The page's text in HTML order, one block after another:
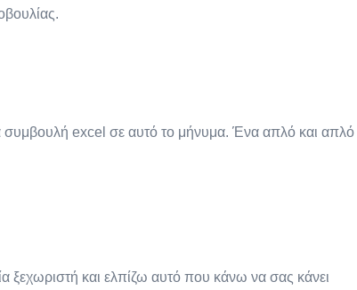
συμβουλή excel σε αυτό το μήνυμα. Ένα απλό και απλό
ξεχωριστή και ελπίζω αυτό που κάνω να σας κάνει